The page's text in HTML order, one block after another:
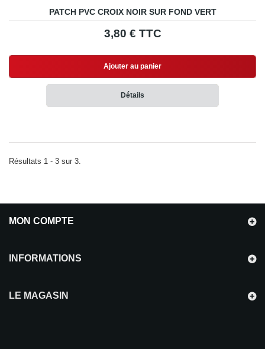
PATCH PVC CROIX NOIR SUR FOND VERT
3,80 € TTC
Ajouter au panier
Détails
Résultats 1 - 3 sur 3.
MON COMPTE
INFORMATIONS
LE MAGASIN